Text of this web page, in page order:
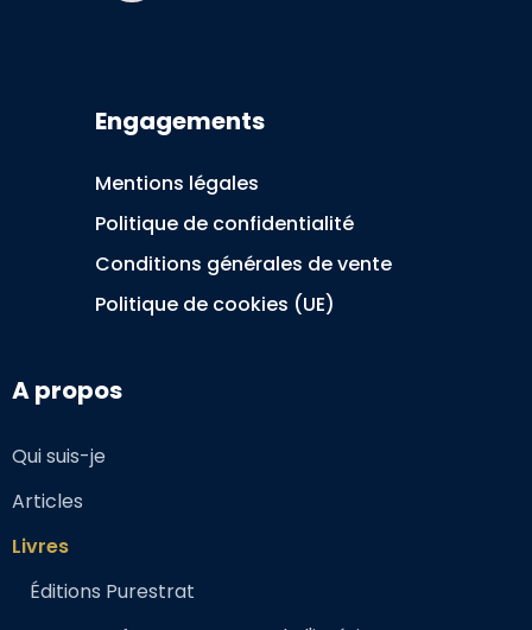
Engagements
Mentions légales
Politique de confidentialité
Conditions générales de vente
Politique de cookies (UE)
A propos
Qui suis-je
Articles
Livres
Éditions Purestrat